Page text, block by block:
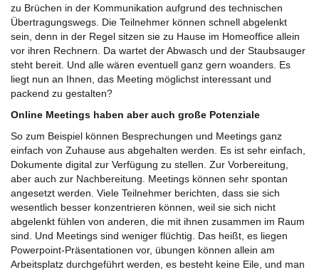
zu Brüchen in der Kommunikation aufgrund des technischen
Übertragungswegs. Die Teilnehmer können schnell abgelenkt
sein, denn in der Regel sitzen sie zu Hause im Homeoffice allein
vor ihren Rechnern. Da wartet der Abwasch und der Staubsauger
steht bereit. Und alle wären eventuell ganz gern woanders. Es
liegt nun an Ihnen, das Meeting möglichst interessant und
packend zu gestalten?
Online Meetings haben aber auch große Potenziale
So zum Beispiel können Besprechungen und Meetings ganz
einfach von Zuhause aus abgehalten werden. Es ist sehr einfach,
Dokumente digital zur Verfügung zu stellen. Zur Vorbereitung,
aber auch zur Nachbereitung. Meetings können sehr spontan
angesetzt werden. Viele Teilnehmer berichten, dass sie sich
wesentlich besser konzentrieren können, weil sie sich nicht
abgelenkt fühlen von anderen, die mit ihnen zusammen im Raum
sind. Und Meetings sind weniger flüchtig. Das heißt, es liegen
Powerpoint-Präsentationen vor, übungen können allein am
Arbeitsplatz durchgeführt werden, es besteht keine Eile, und man